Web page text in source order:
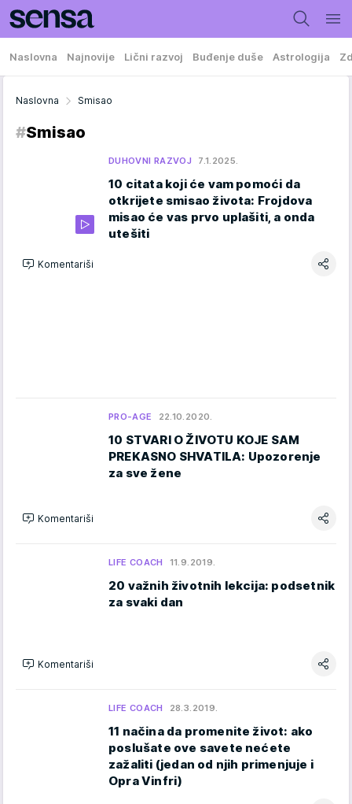
Naslovna Najnovije Lični razvoj Buđenje duše Astrologija
Naslovna Smisao
#Smisao
DUHOVNI RAZVOJ 7.1.2025.
10 citata koji će vam pomoći da
otkrijete smisao života: Frojdova
misao će vas prvo uplašiti, a onda
utešiti
Komentariši
PRO-AGE 22.10.2020.
10 STVARI O ŽIVOTU KOJE SAM
PREKASNO SHVATILA: Upozorenje
za sve žene
Komentariši
LIFE COACH 11.9.2019.
20 važnih životnih lekcija: podsetnik
za svaki dan
Komentariši
LIFE COACH 28.3.2019.
11 načina da promenite život: ako
poslušate ove savete nećete
zažaliti (jedan od njih primenjuje i
Opra Vinfri)